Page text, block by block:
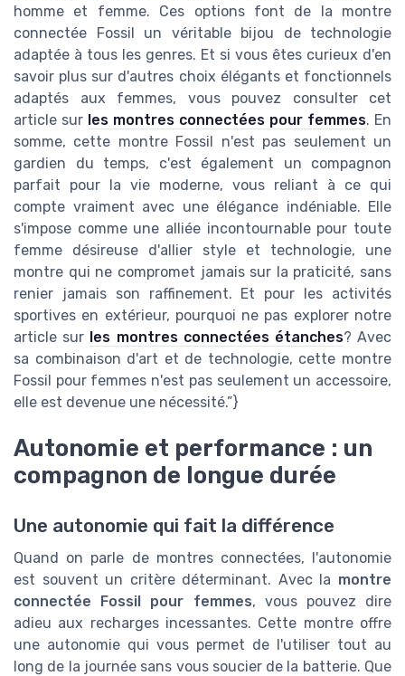
homme et femme. Ces options font de la montre
connectée Fossil un véritable bijou de technologie
adaptée à tous les genres. Et si vous êtes curieux d'en
savoir plus sur d'autres choix élégants et fonctionnels
adaptés aux femmes, vous pouvez consulter cet
article sur les montres connectées pour femmes. En
somme, cette montre Fossil n'est pas seulement un
gardien du temps, c'est également un compagnon
parfait pour la vie moderne, vous reliant à ce qui
compte vraiment avec une élégance indéniable. Elle
s'impose comme une alliée incontournable pour toute
femme désireuse d'allier style et technologie, une
montre qui ne compromet jamais sur la praticité, sans
renier jamais son raffinement. Et pour les activités
sportives en extérieur, pourquoi ne pas explorer notre
article sur les montres connectées étanches? Avec
sa combinaison d'art et de technologie, cette montre
Fossil pour femmes n'est pas seulement un accessoire,
elle est devenue une nécessité.”}
Autonomie et performance : un
compagnon de longue durée
Une autonomie qui fait la différence
Quand on parle de montres connectées, l'autonomie
est souvent un critère déterminant. Avec la montre
connectée Fossil pour femmes, vous pouvez dire
adieu aux recharges incessantes. Cette montre offre
une autonomie qui vous permet de l'utiliser tout au
long de la journée sans vous soucier de la batterie. Que